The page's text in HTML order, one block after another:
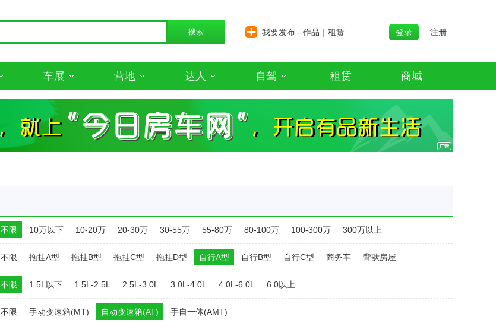
我要发布 - 作品｜租赁 注册
登录
车展 营地 达人 自驾 租赁 商城
不限 10万以下 10-20万 20-30万 30-55万 55-80万 80-100万 100-300万 300万以上
不限 拖挂A型 拖挂B型 拖挂C型 拖挂D型 自行A型 自行B型 自行C型 商务车 背驮房屋
不限 1.5L以下 1.5L-2.5L 2.5L-3.0L 3.0L-4.0L 4.0L-6.0L 6.0以上
不限 手动变速箱(MT) 自动变速箱(AT) 手自一体(AMT)